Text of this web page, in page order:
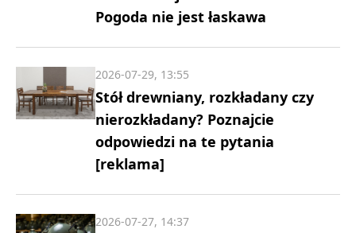
Pogoda nie jest łaskawa
Stół drewniany, rozkładany czy
nierozkładany? Poznajcie
odpowiedzi na te pytania
[reklama]
2026-07-29, 13:55
2026-07-27, 14:37